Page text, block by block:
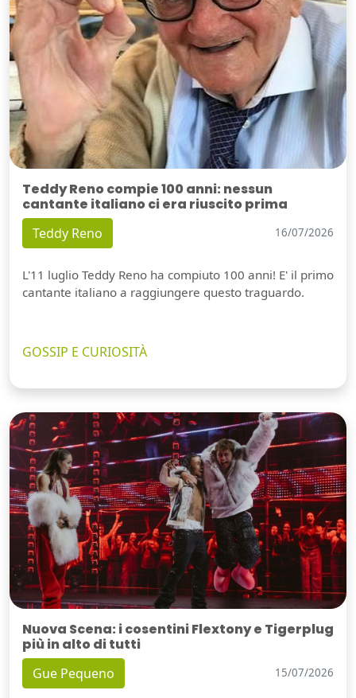
Teddy Reno compie 100 anni: nessun
cantante italiano ci era riuscito prima
Teddy Reno 16/07/2026
L'11 luglio Teddy Reno ha compiuto 100 anni! E' il primo
cantante italiano a raggiungere questo traguardo.
GOSSIP E CURIOSITÀ
Nuova Scena: i cosentini Flextony e Tigerplug
più in alto di tutti
Gue Pequeno 15/07/2026